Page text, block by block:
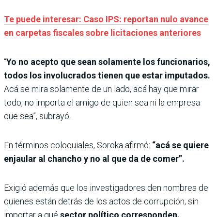
Te puede interesar: Caso IPS: reportan nulo avance
en carpetas fiscales sobre licitaciones anteriores
“Yo no acepto que sean solamente los funcionarios,
todos los involucrados tienen que estar imputados.
Acá se mira solamente de un lado, acá hay que mirar
todo, no importa el amigo de quien sea ni la empresa
que sea”, subrayó.
En términos coloquiales, Soroka afirmó: “acá se quiere
enjaular al chancho y no al que da de comer”.
Exigió además que los investigadores den nombres de
quienes están detrás de los actos de corrupción, sin
importar a qué sector político corresponden.